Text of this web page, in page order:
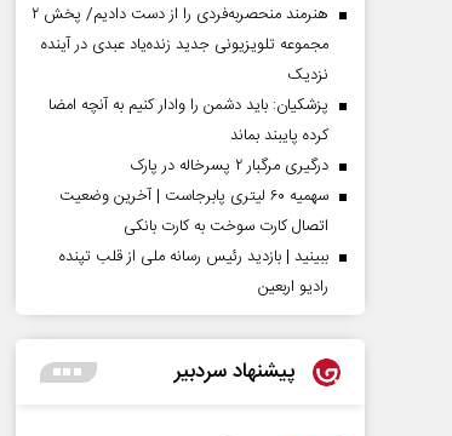
هنرمند منحصر‌به‌فردی را از دست دادیم/ پخش ۲
مجموعه تلویزیونی جدید زنده‌یاد عبدی در آینده
نزدیک
پزشکیان: باید دشمن را وادار کنیم به آنچه امضا
کرده پایبند بماند
درگیری مرگبار ۲ پسرخاله در پارک
سهمیه ۶۰ لیتری پابرجاست | آخرین وضعیت
اتصال کارت سوخت به کارت بانکی
ببینید | بازدید رئیس رسانه ملی از قلب تپنده
رادیو اربعین
پیشنهاد سردبیر